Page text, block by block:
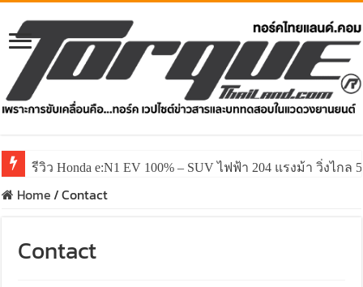
รีวิว Honda e:N1 EV 100% – SUV ไฟฟ้า 204 แรงม้า วิ่งไกล
Home/Contact
Contact